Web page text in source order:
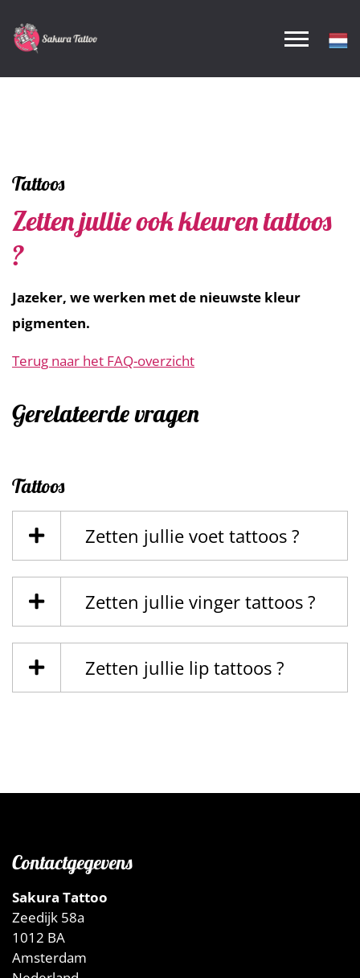
Tattoos
Zetten jullie ook kleuren tattoos
?
Jazeker, we werken met de nieuwste kleur
pigmenten.
Terug naar het FAQ-overzicht
Gerelateerde vragen
Tattoos
Zetten jullie voet tattoos ?
Zetten jullie vinger tattoos ?
Zetten jullie lip tattoos ?
Contactgegevens
Sakura Tattoo
Zeedijk 58a
1012 BA
Amsterdam